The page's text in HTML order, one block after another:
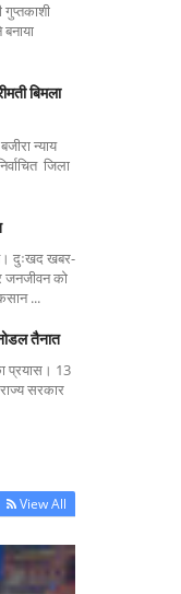
बिमला
न्याय
जिला
दुःखद खबर-
जनजीवन को
...
तैनात
प्रयास। 13
सरकार
View All